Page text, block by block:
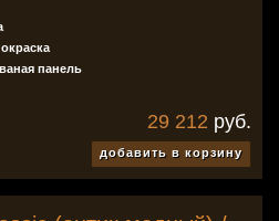
панель
29 212 руб.
добавить в корзину